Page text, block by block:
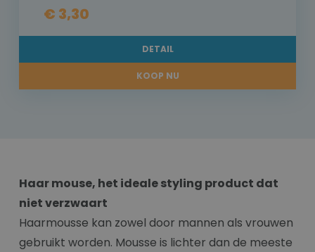
€ 3,30
DETAIL
KOOP NU
Haar mouse, het ideale styling product dat
niet verzwaart
Haarmousse kan zowel door mannen als vrouwen
gebruikt worden. Mousse is lichter dan de meeste